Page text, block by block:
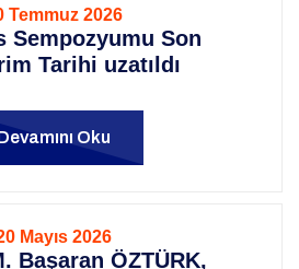
Temmuz 2026
Sempozyumu Son
Tarihi uzatıldı
Oku
Mayıs 2026
Başaran ÖZTÜRK,